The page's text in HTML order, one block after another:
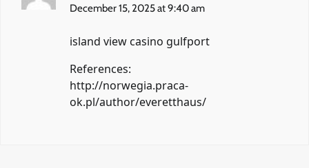
December 15, 2025 at 9:40 am
island view casino gulfport
References:
http://norwegia.praca-
ok.pl/author/everetthaus/